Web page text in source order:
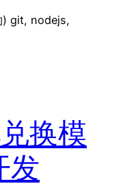
) git, nodejs,
换模
发